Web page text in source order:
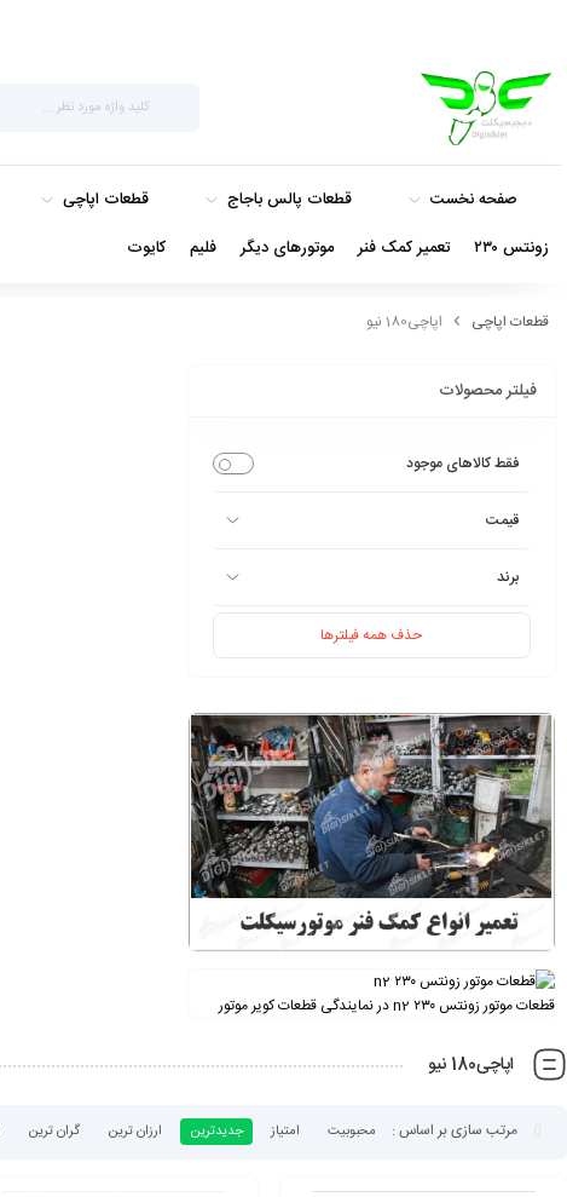
صفحه نخست قطعات پالس باجاج قطعات اپاچی
زونتس ۲۳۰
تعمیر کمک فنر موتورهای دیگر فلیم کایوت
قطعات اپاچی اپاچی180 نیو
فیلتر محصولات
فقط کالاهای موجود
قیمت
برند
حذف همه فیلترها
قطعات موتور زونتس ۲۳۰ n2 در نمایندگی قطعات کویر موتور
اپاچی180 نیو
محبوبیت امتیاز جدیدترین ارزان ترین گران ترین